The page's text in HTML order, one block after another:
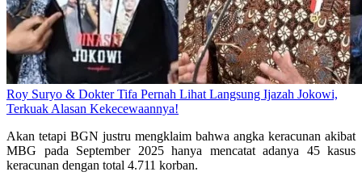
Roy Suryo & Dokter Tifa Pernah Lihat Langsung Ijazah Jokowi,
Terkuak Alasan Kekecewaannya!
Akan tetapi BGN justru mengklaim bahwa angka keracunan akibat
MBG pada September 2025 hanya mencatat adanya 45 kasus
keracunan dengan total 4.711 korban.